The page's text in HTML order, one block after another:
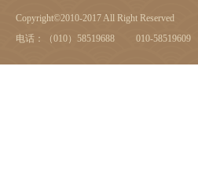
Copyright©2010-2017 All Right Reserved
电话：（010）58519688 010-58519609